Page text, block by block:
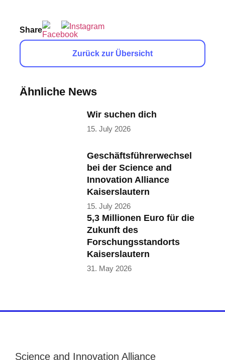
Share
Zurück zur Übersicht
Ähnliche News
Wir suchen dich
15. July 2026
Geschäftsführerwechsel
bei der Science and
Innovation Alliance
Kaiserslautern
15. July 2026
5,3 Millionen Euro für die
Zukunft des
Forschungsstandorts
Kaiserslautern
31. May 2026
Science and Innovation Alliance